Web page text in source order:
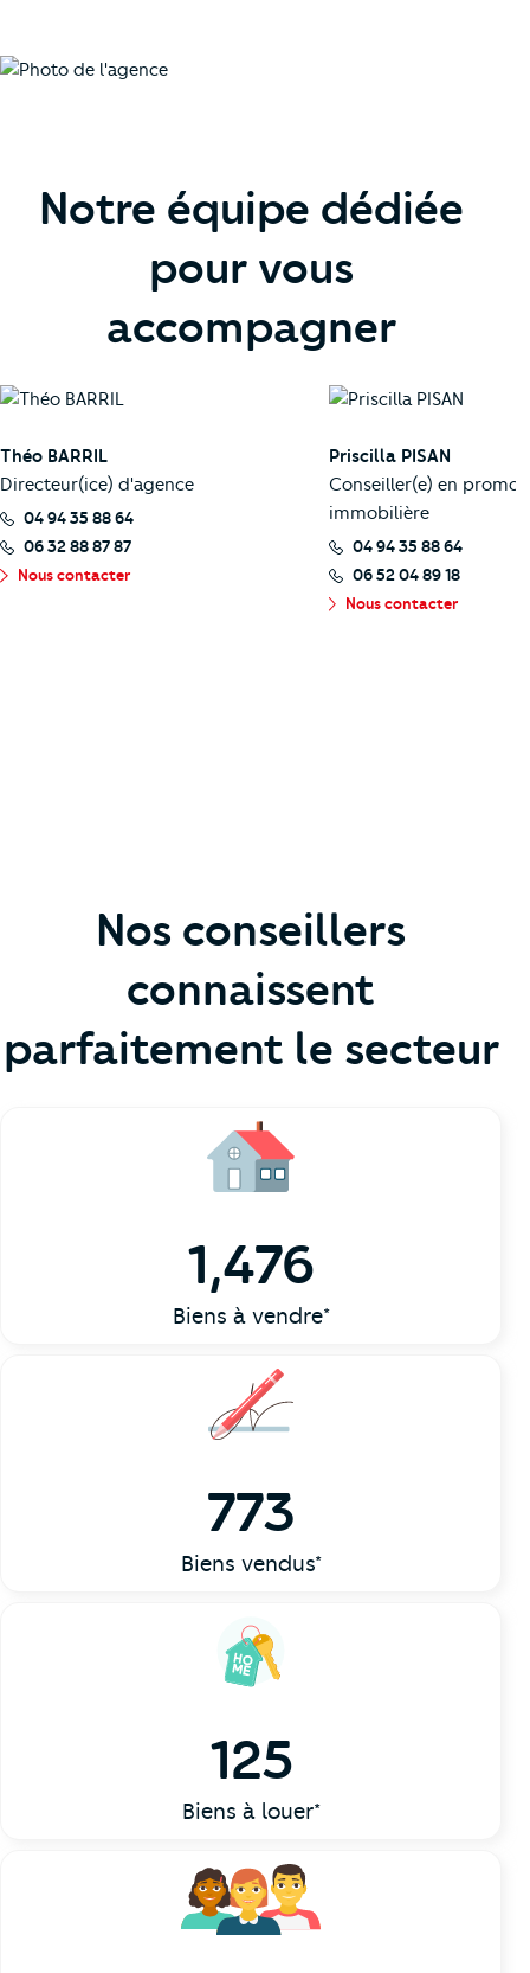
Notre équipe dédiée
pour vous
accompagner
Théo BARRIL
Directeur(ice) d'agence
04 94 35 88 64
06 32 88 87 87
Nous contacter
Priscilla PISAN
Conseiller(e) en
immobilière
04 94 35 88 64
06 52 04 89 18
Nous contacter
Nos conseillers
connaissent
parfaitement le secteur
1,476
Biens à vendre*
773
Biens vendus*
125
Biens à louer*